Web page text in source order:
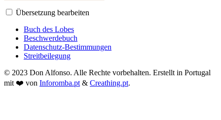
Übersetzung bearbeiten
Buch des Lobes
Beschwerdebuch
Datenschutz-Bestimmungen
Streitbeilegung
© 2023 Don Alfonso. Alle Rechte vorbehalten. Erstellt in Portugal
mit ❤️ von Inforomba.pt & Creathing.pt.